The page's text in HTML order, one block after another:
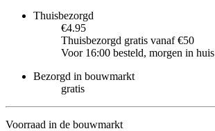
Thuisbezorgd
€4.95
Thuisbezorgd gratis vanaf €50
Voor 16:00 besteld, morgen in huis
Bezorgd in bouwmarkt
gratis
Voorraad in de bouwmarkt